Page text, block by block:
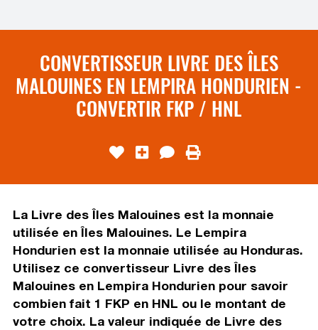
CONVERTISSEUR LIVRE DES ÎLES
MALOUINES EN LEMPIRA HONDURIEN -
CONVERTIR FKP / HNL
La Livre des Îles Malouines est la monnaie
utilisée en Îles Malouines. Le Lempira
Hondurien est la monnaie utilisée au Honduras.
Utilisez ce convertisseur Livre des Îles
Malouines en Lempira Hondurien pour savoir
combien fait 1 FKP en HNL ou le montant de
votre choix. La valeur indiquée de Livre des